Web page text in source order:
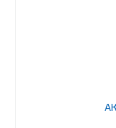
АКБ